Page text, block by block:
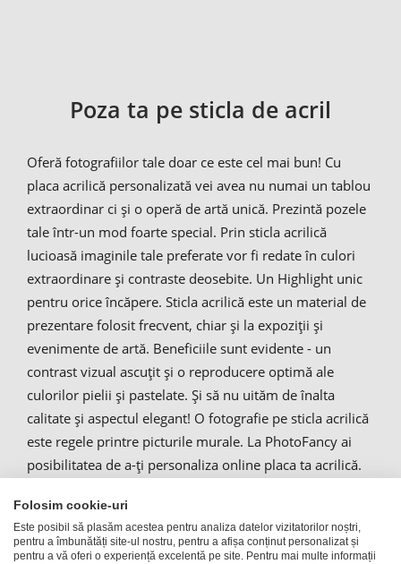
Poza ta pe sticla de acril
Oferă fotografiilor tale doar ce este cel mai bun! Cu
placa acrilică personalizată vei avea nu numai un tablou
extraordinar ci și o operă de artă unică. Prezintă pozele
tale într-un mod foarte special. Prin sticla acrilică
lucioasă imaginile tale preferate vor fi redate în culori
extraordinare și contraste deosebite. Un Highlight unic
pentru orice încăpere. Sticla acrilică este un material de
prezentare folosit frecvent, chiar și la expoziții și
evenimente de artă. Beneficiile sunt evidente - un
contrast vizual ascuțit și o reproducere optimă ale
culorilor pielii și pastelate. Și să nu uităm de înalta
calitate și aspectul elegant! O fotografie pe sticla acrilică
este regele printre picturile murale. La PhotoFancy ai
posibilitatea de a-ți personaliza online placa ta acrilică.
amator. Personalizarea este ușoară și rapidă. Încarcă-ți
pur și simplu pozele la PhotoFancy și comandă-ți online
propria sticlă de acril personalizată.
Folosim cookie-uri
Este posibil să plasăm acestea pentru analiza datelor vizitatorilor noștri,
pentru a îmbunătăți site-ul nostru, pentru a afișa conținut personalizat și
pentru a vă oferi o experiență excelentă pe site. Pentru mai multe informații